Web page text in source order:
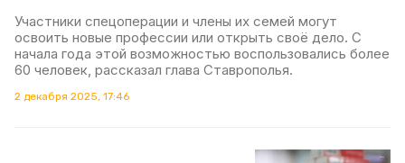
Участники спецоперации и члены их семей могут
освоить новые профессии или открыть своё дело. С
начала года этой возможностью воспользовались более
60 человек, рассказал глава Ставрополья.
2 декабря 2025, 17:46